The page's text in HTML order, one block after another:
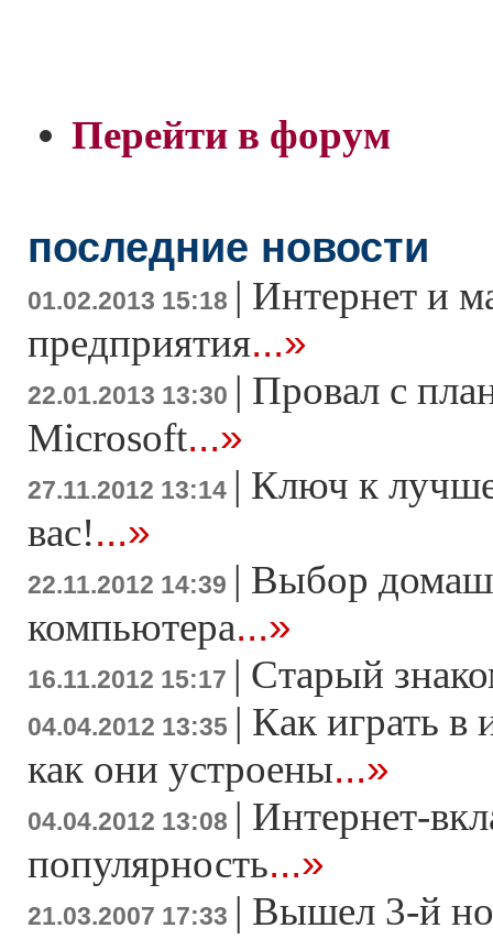
Перейти в форум
последние новости
01.02.2013 15:18 | Интернет и
предприятия...»
22.01.2013 13:30 | Провал с
Microsoft...»
27.11.2012 13:14 | Ключ к
вас!...»
22.11.2012 14:39 | Выбор
компьютера...»
16.11.2012 15:17 | Старый
04.04.2012 13:35 | Как играть в
как они устроены...»
04.04.2012 13:08 | Интернет-
популярность...»
21.03.2007 17:33 | Вышел 3-й